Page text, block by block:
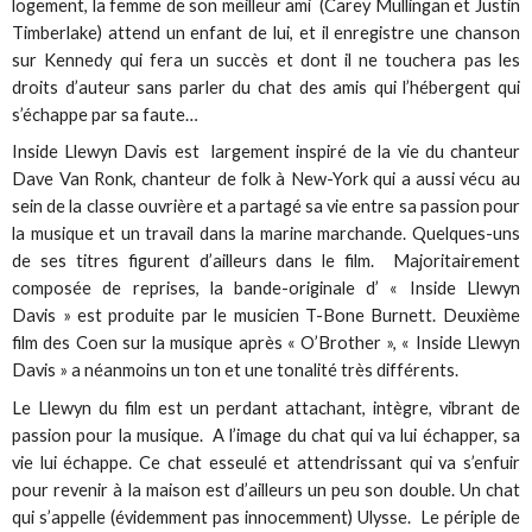
logement, la femme de son meilleur ami (Carey Mullingan et Justin
Timberlake) attend un enfant de lui, et il enregistre une chanson
sur Kennedy qui fera un succès et dont il ne touchera pas les
droits d’auteur sans parler du chat des amis qui l’hébergent qui
s’échappe par sa faute…
Inside Llewyn Davis est largement inspiré de la vie du chanteur
Dave Van Ronk, chanteur de folk à New-York qui a aussi vécu au
sein de la classe ouvrière et a partagé sa vie entre sa passion pour
la musique et un travail dans la marine marchande. Quelques-uns
de ses titres figurent d’ailleurs dans le film. Majoritairement
composée de reprises, la bande-originale d’ « Inside Llewyn
Davis » est produite par le musicien T-Bone Burnett. Deuxième
film des Coen sur la musique après « O’Brother », « Inside Llewyn
Davis » a néanmoins un ton et une tonalité très différents.
Le Llewyn du film est un perdant attachant, intègre, vibrant de
passion pour la musique. A l’image du chat qui va lui échapper, sa
vie lui échappe. Ce chat esseulé et attendrissant qui va s’enfuir
pour revenir à la maison est d’ailleurs un peu son double. Un chat
qui s’appelle (évidemment pas innocemment) Ulysse. Le périple de